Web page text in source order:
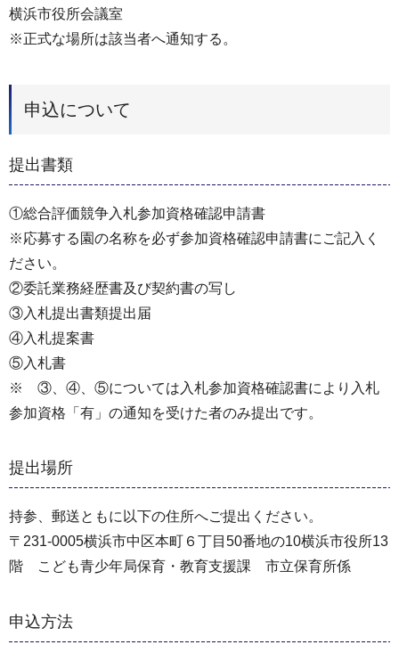
横浜市役所会議室
※正式な場所は該当者へ通知する。
申込について
提出書類
①総合評価競争入札参加資格確認申請書
※応募する園の名称を必ず参加資格確認申請書にご記入く
ださい。
②委託業務経歴書及び契約書の写し
③入札提出書類提出届
④入札提案書
⑤入札書
※ ③、④、⑤については入札参加資格確認書により入札
参加資格「有」の通知を受けた者のみ提出です。
提出場所
持参、郵送ともに以下の住所へご提出ください。
〒231-0005横浜市中区本町６丁目50番地の10横浜市役所13
階 こども青少年局保育・教育支援課 市立保育所係
申込方法